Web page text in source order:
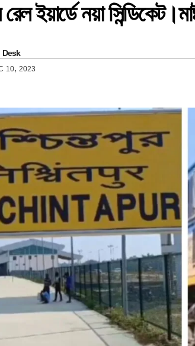
ইয়ার্ডে নয়া
Desk
10, 2023